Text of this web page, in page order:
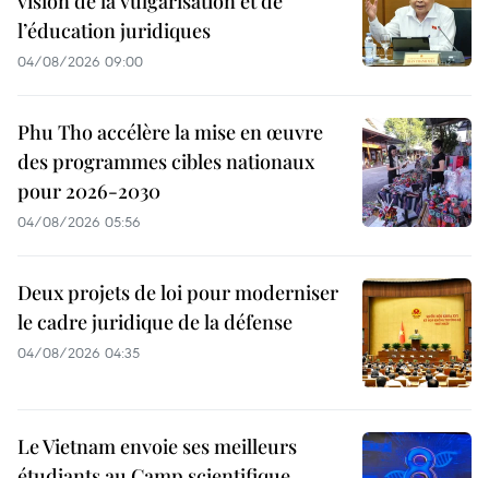
l’éducation juridiques
04/08/2026 09:00
Phu Tho accélère la mise en œuvre
des programmes cibles nationaux
pour 2026-2030
04/08/2026 05:56
Deux projets de loi pour moderniser
le cadre juridique de la défense
04/08/2026 04:35
Le Vietnam envoie ses meilleurs